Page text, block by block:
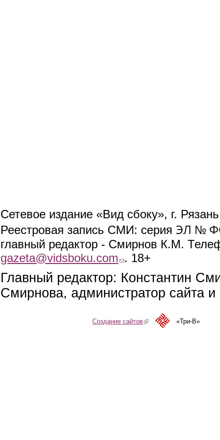
Сетевое издание «Вид сбоку», г.
Реестровая запись СМИ: серия ЭЛ №
главный редактор - Смирнов К.М.
gazeta@vidsboku.com (link sends e-mail)
. 18+
Главный редактор: Константин
Смирнова, администратор сайта
Создание сайтов(link is external)«Три-В»